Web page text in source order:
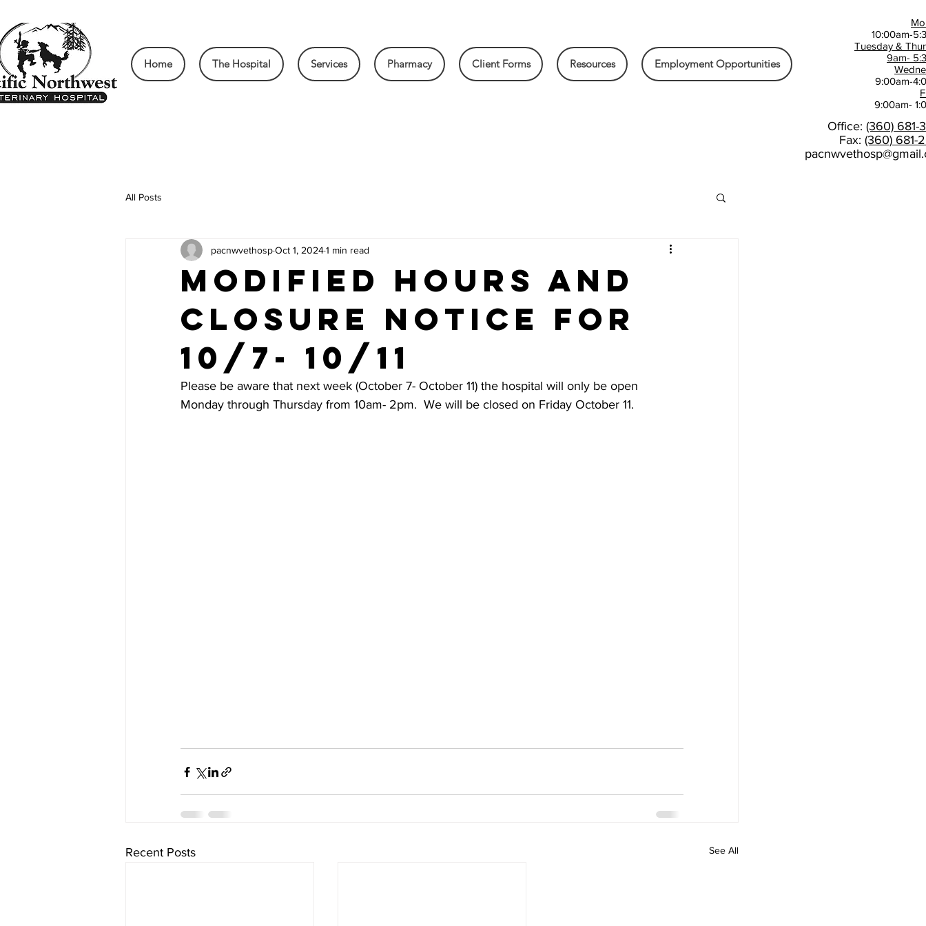
Home The Hospital Services Pharmacy Client Forms Resources Employment Opportunities
10:00am-
Tuesday &
9am-
9:00am-
9:00am-
Office: (360) 681-
Fax: (360) 681-
All Posts
Modified Hours and
Closure Notice for
10/7- 10/11
pacnwvethospOct 1, 20241 min read
Please be aware that next week (October 7- October 11) the hospital will only be open
Monday through Thursday from 10am- 2pm.  We will be closed on Friday October 11.
Recent Posts See All